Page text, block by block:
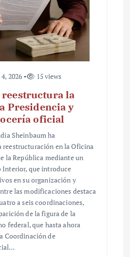
2026 15 views
reestructura la
Presidencia y
oficial
Sheinbaum ha
reestructuración en la Oficina
la República mediante un
Interior, que introduce
en su organización y
las modificaciones destaca
a seis coordinaciones,
de la figura de la
federal, que hasta ahora
Coordinación de